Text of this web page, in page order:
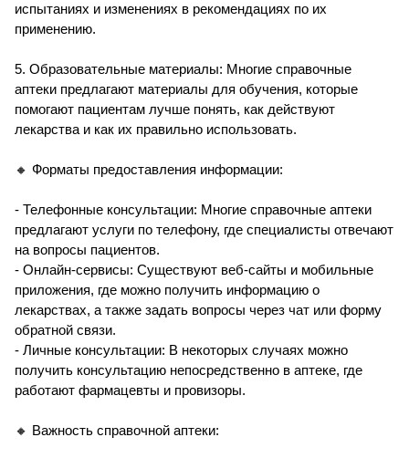
испытаниях и изменениях в рекомендациях по их
применению.
5. Образовательные материалы: Многие справочные
аптеки предлагают материалы для обучения, которые
помогают пациентам лучше понять, как действуют
лекарства и как их правильно использовать.
🔸 Форматы предоставления информации:
- Телефонные консультации: Многие справочные аптеки
предлагают услуги по телефону, где специалисты отвечают
на вопросы пациентов.
- Онлайн-сервисы: Существуют веб-сайты и мобильные
приложения, где можно получить информацию о
лекарствах, а также задать вопросы через чат или форму
обратной связи.
- Личные консультации: В некоторых случаях можно
получить консультацию непосредственно в аптеке, где
работают фармацевты и провизоры.
🔸 Важность справочной аптеки: